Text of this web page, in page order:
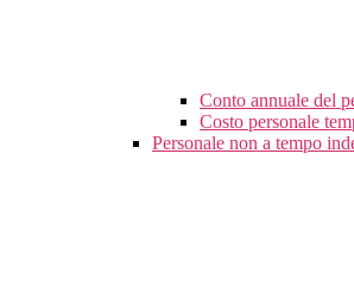
Conto annuale del
Costo personale
Personale non a tempo